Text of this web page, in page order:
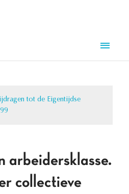
tot de Eigentijdse
arbeidersklasse.
collectieve